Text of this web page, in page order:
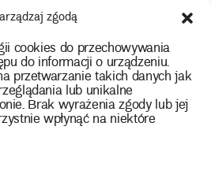
zgodą
cookies do przechowywania
do informacji o urządzeniu.
przetwarzanie takich danych jak
lub unikalne
Brak wyrażenia zgody lub jej
wpłynąć na niektóre
potrzebach